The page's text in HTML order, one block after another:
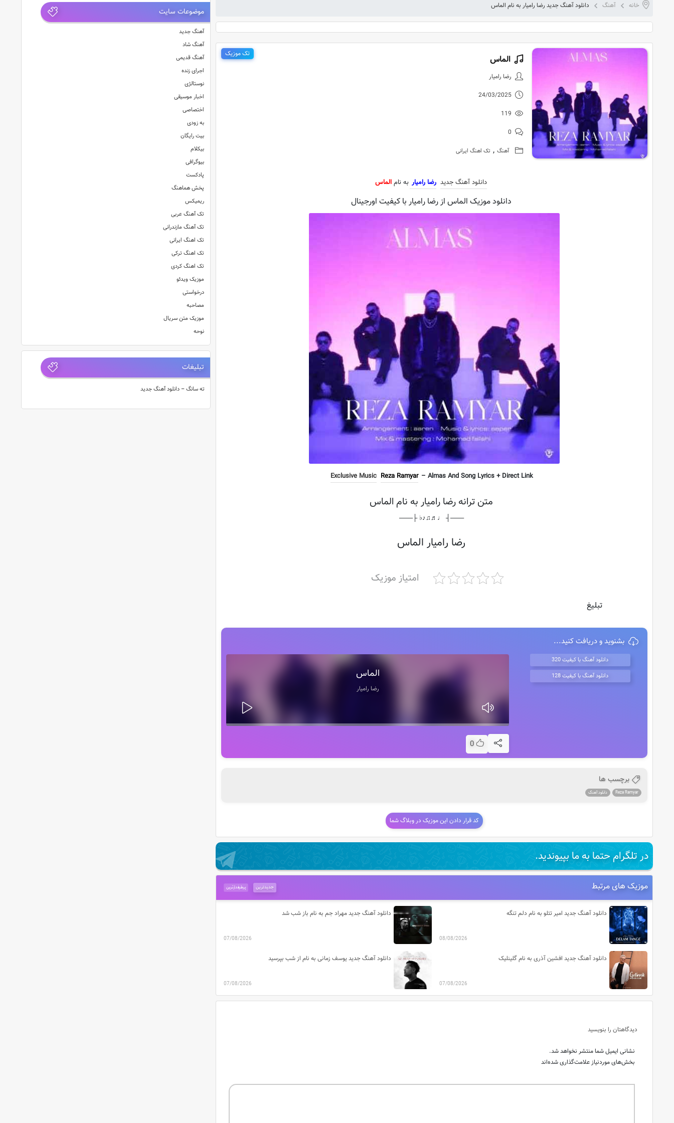
خانه آهنگ دانلود آهنگ جدید رضا رامیار به نام الماس
دانلود آهنگ جدید رضا رامیار به نام الماس
الماس
رضا رامیار
24/03/2025
119
0
آهنگ , تک اهنگ ایرانی
تک موزیک
دانلود آهنگ جدید رضا رامیار به نامالماس
دانلود موزیک الماس از رضا رامیار با کیفیت اورجینال
Exclusive Music Reza Ramyar – Almas And Song Lyrics + Direct Link
متن ترانه رضا رامیار به نام الماس
───┤ ♩♬♫♪♭ ├───
رضا رامیار الماس
امتیاز موزیک
تبلیغ
بشنوید و دریافت کنید...
دانلود آهنگ با کیفیت 320
دانلود آهنگ با کیفیت 128
الماس
رضا رامیار
0
برچسب ها
Reza Ramyar دانلود آهنگ
کد قرار دادن این موزیک در وبلاگ شما
در تلگرام حتما به ما بپیوندید.
موزیک های مرتبط پرطرفدارترین جدیدترین
دانلود آهنگ جدید امیر تتلو به نام دلم تنگه
08/08/2026
دانلود آهنگ جدید مهراد جم به نام باز شب شد
07/08/2026
دانلود آهنگ جدید افشین آذری به نام گلینلیک
07/08/2026
دانلود آهنگ جدید یوسف زمانی به نام از شب بپرسید
07/08/2026
دیدگاهتان را بنویسید
نشانی ایمیل شما منتشر نخواهد شد.
بخش‌های موردنیاز علامت‌گذاری شده‌اند
موضوعات سایت
آهنگ جدید
آهنگ شاد
آهنگ قدیمی
اجرای زنده
نوستالژی
اخبار موسیقی
اختصاصی
به زودی
بیت رایگان
بیکلام
بیوگرافی
پادکست
پخش هماهنگ
ریمیکس
تک آهنگ عربی
تک آهنگ مازندرانی
تک اهنگ ایرانی
تک اهنگ ترکی
تک اهنگ کردی
موزیک ویدئو
درخواستی
مصاحبه
موزیک متن سریال
نوحه
تبلیغات
ته سانگ – دانلود آهنگ جدید